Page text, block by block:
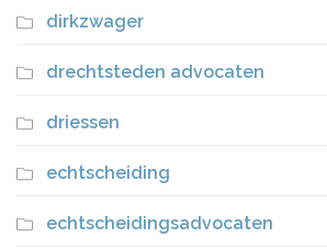
dirkzwager
drechtsteden advocaten
driessen
echtscheiding
echtscheidingsadvocaten